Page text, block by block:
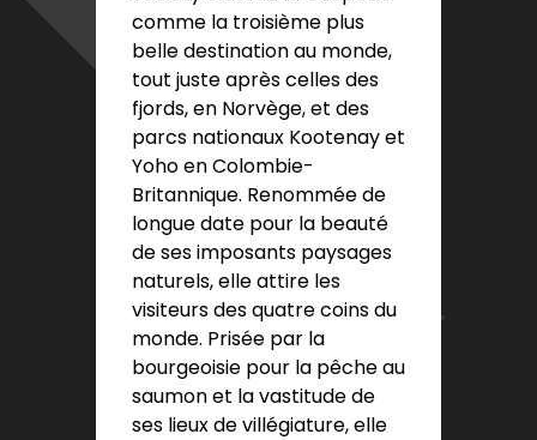
comme la troisième plus
belle destination au monde,
tout juste après celles des
fjords, en Norvège, et des
parcs nationaux Kootenay et
Yoho en Colombie-
Britannique. Renommée de
longue date pour la beauté
de ses imposants paysages
naturels, elle attire les
visiteurs des quatre coins du
monde. Prisée par la
bourgeoisie pour la pêche au
saumon et la vastitude de
ses lieux de villégiature, elle